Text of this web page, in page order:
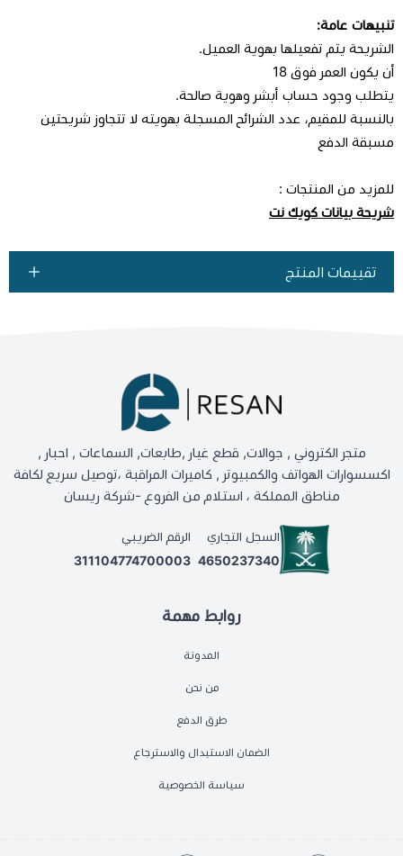
تنبيهات عامة:
الشريحة يتم تفعيلها بهوية العميل.
أن يكون العمر فوق 18
يتطلب وجود حساب أبشر وهوية صالحة.
بالنسبة للمقيم، عدد الشرائح المسجلة بهويته لا تتجاوز شريحتين
مسبقة الدفع
للمزيد من المنتجات :
شريحة بيانات كويك نت
تقييمات المنتج
روابط مهمة
المدونة
من نحن
طرق الدفع
الضمان الاستبدال والاسترجاع
سياسة الخصوصية
متجر الكتروني , جوالات, قطع غيار ,طابعات, السماعات , احبار ,
اكسسوارات الهواتف والكمبيوتر , كاميرات المراقبة ،توصيل سريع لكافة
مناطق المملكة ، استلام من الفروع -شركة ريسان
السجل التجاري
4650237340
الرقم الضريبي
311104774700003